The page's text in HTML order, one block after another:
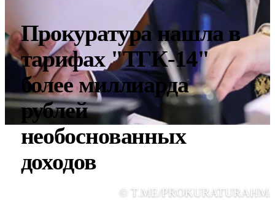
Прокуратура нашла в
тарифах "ТГК-14"
более миллиарда
рублей
необоснованных
доходов
© T.ME/